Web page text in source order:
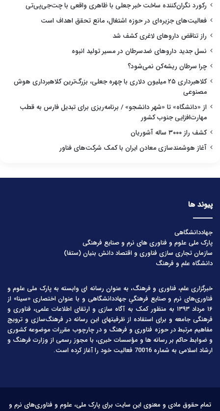
رکورد نگران‌کننده ساخت خبر جعلی با ظاهری واقعی با چت‌جی‌پی‌تی
فعالیت‌های جزیره‌ای در حوزه اشتغال، مانع تحقق اهداف است
راز تناقض داروهای لاغری کشف شد
نسل جدید داروهای ضدسرطان در مسیر تولید انبوه
چرا سرطان ریشه‌کن نمی‌شود؟
کلاهبرداری ۲۵ میلیون دلاری با چهره جعلی، بزرگ‌ترین کلاهبرداری هوش
مصنوعی
از «دانشگاه» تا «شهر دانشجو» / برنامه‌ریزی برای تبدیل فارس به قطب
مهارت‌افزایی جنوب کشور
کشف راز ۳۰۰۰ ساله آشوریان
آغاز هوشمندسازی معادن ایران با کمک شرکت‌های فناور
پیوند ها
جهاددانشگاهی
پارک ملی علوم و فناوری های نرم و صنایع فرهنگی
سازمان تجاری سازی فناوری و اقتصاد دانش بنیان (ستفا)
دانشگاه علم و فرهنگ
خبرگزاری علم، فناوری و فرهنگ، به عنوان رسانه ای وابسته به پارک ملی علوم و
فناوری‌های نرم و صنایع فرهنگیِ جهاددانشگاهی و با عنوان اختصاری «سینا» از
۱۶ مرداد ۱۳۹۳ به منظور کمک به آگاه سازی و ارتقای اطلاعات علمی، فناوری و
فرهنگی جامعه و برای استفاده از ظرفیتهای این رسانه در فرهنگ‌سازی و ترویج
مفاهیم مرتبط در حوزه فناوری و فرهنگ و در چارچوب مقررات موضوعه کشوری
و ضوابط حاکم بر رسانه ها و مؤسسات خبری، با مجوز رسمی از وزارت فرهنگ و
ارشاد اسلامی به شماره 70016 فعالیت خود را آغاز کرده است.
تمام حقوق مادی و معنوی این سایت برای پارک ملی، علوم و فناوری‌های نرم و